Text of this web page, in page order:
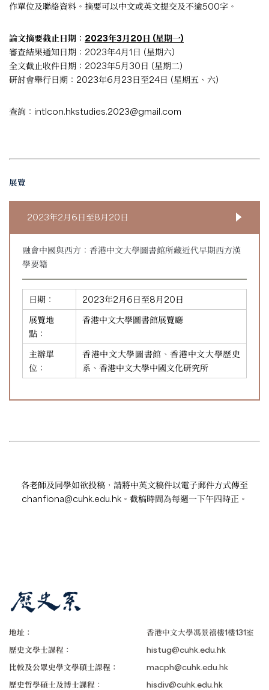
作單位及聯絡資料。摘要可以中文或英文提交及不逾500字。
論文摘要截止日期： 2023年3月20日 (星期一)
審查結果通知日期：2023年4月1日 (星期六)
全文截止收件日期：2023年5月30日 (星期二)
研討會舉行日期：2023年6月23日至24日 (星期五、六)
查詢： intlcon.hkstudies.2023@gmail.com
展覽
2023年2月6日至8月20日
融會中國與西方：香港中文大學圖書館所藏近代早期西方漢
學要籍
日期：
2023年2月6日至8月20日
展覽地
點：
香港中文大學圖書館展覽廳
主辦單
位：
香港中文大學圖書館、香港中文大學歷史
系、香港中文大學中國文化研究所
各老師及同學如欲投稿，請將中英文稿件以電子郵件方式傳至
chanfiona@cuhk.edu.hk 。截稿時間為每週一下午四時正。
地址：
香港中文大學馮景禧樓1樓131室
歷史文學士課程：
histug@cuhk.edu.hk
比較及公眾史學文學碩士課程：
macph@cuhk.edu.hk
歷史哲學碩士及博士課程：
hisdiv@cuhk.edu.hk